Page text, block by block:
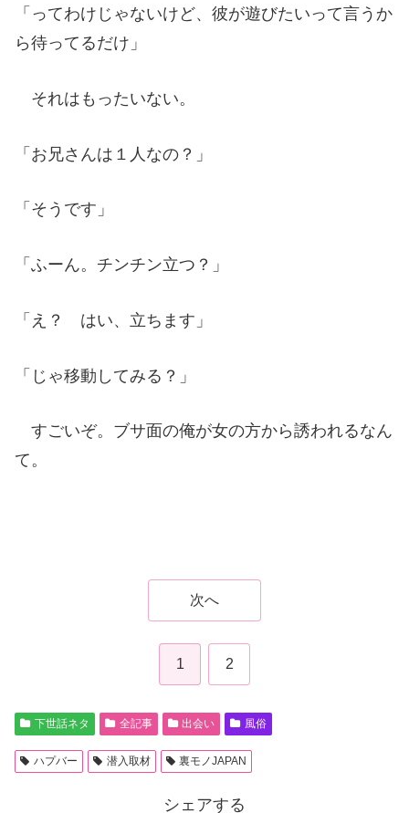
「ってわけじゃないけど、彼が遊びたいって言うか
ら待ってるだけ」
それはもったいない。
「お兄さんは１人なの？」
「そうです」
「ふーん。チンチン立つ？」
「え？ はい、立ちます」
「じゃ移動してみる？」
すごいぞ。ブサ面の俺が女の方から誘われるなん
て。
次へ
1 2
下世話ネタ 全記事 出会い 風俗
ハプバー 潜入取材 裏モノJAPAN
シェアする